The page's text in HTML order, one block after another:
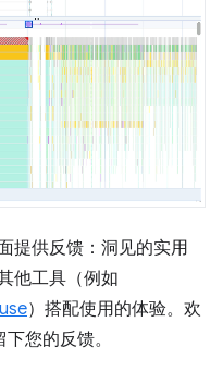
提供反馈：洞见的实用
他工具（例如
）搭配使用的体验。欢
下您的反馈。